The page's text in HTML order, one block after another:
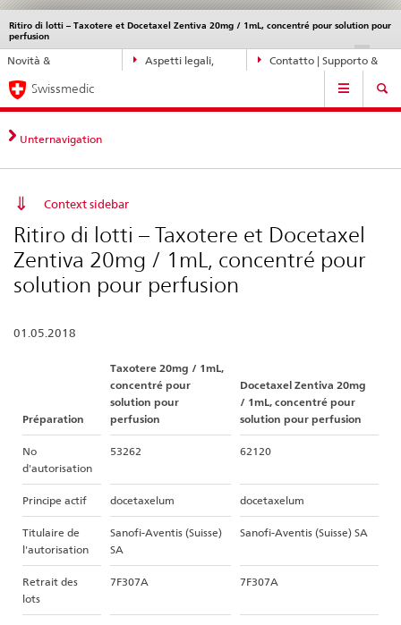
Navigazione
diretta:
novità,
aspetti
legali,
contatto
Novità &
Aspetti legali,
Contatto | Supporto &
Ritiro di lotti – Taxotere et Docetaxel Zentiva 20mg / 1mL, concentré pour solution pour
perfusion
DE IT
Service
navigation
Navigation
Swissmedic
Unternavigation
Context sidebar
Ritiro di lotti – Taxotere et Docetaxel
Zentiva 20mg / 1mL, concentré pour
solution pour perfusion
01.05.2018
Préparation
Taxotere 20mg / 1mL,
concentré pour
solution pour
perfusion
Docetaxel Zentiva 20mg
/ 1mL, concentré pour
solution pour perfusion
No
d'autorisation
53262 62120
Principe actif docetaxelum docetaxelum
Titulaire de
l'autorisation
Sanofi-Aventis (Suisse)
SA
Sanofi-Aventis (Suisse) SA
Retrait des
lots
7F307A 7F307A